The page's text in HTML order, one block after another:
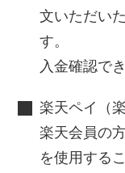
文いただい
す。
入金確認で
楽天ペイ（
楽天会員の
を使用する